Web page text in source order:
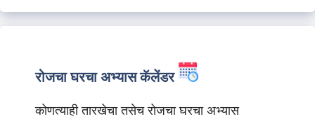
रोजचा घरचा अभ्यास कॅलेंडर
कोणत्याही तारखेचा तसेच रोजचा घरचा अभ्यास